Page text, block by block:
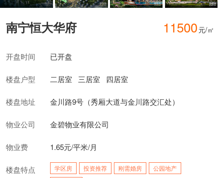
南宁恒大华府 11500元/㎡
开盘时间 已开盘
楼盘户型 二居室 三居室 四居室
楼盘地址 金川路9号（秀厢大道与金川路交汇处）
物业公司 金碧物业有限公司
物业费 1.65元/平米/月
楼盘特点 学区房 投资推荐 刚需婚房
公园地产